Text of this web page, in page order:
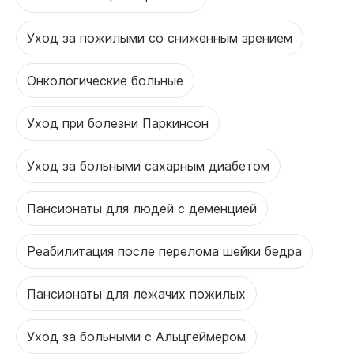
Уход за пожилыми со сниженным зрением
Онкологические больные
Уход при болезни Паркинсон
Уход за больными сахарным диабетом
Пансионаты для людей с деменцией
Реабилитация после перелома шейки бедра
Пансионаты для лежачих пожилых
Уход за больными с Альцгеймером